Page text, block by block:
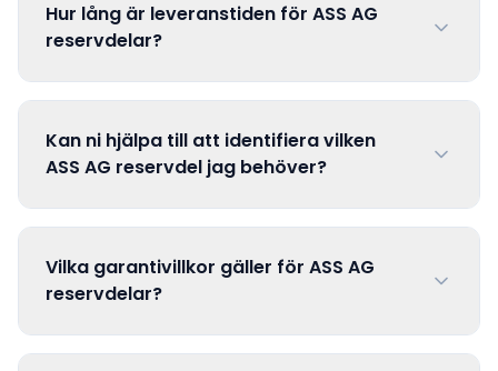
Hur lång är leveranstiden för ASS AG
reservdelar?
Kan ni hjälpa till att identifiera vilken
ASS AG reservdel jag behöver?
Vilka garantivillkor gäller för ASS AG
reservdelar?